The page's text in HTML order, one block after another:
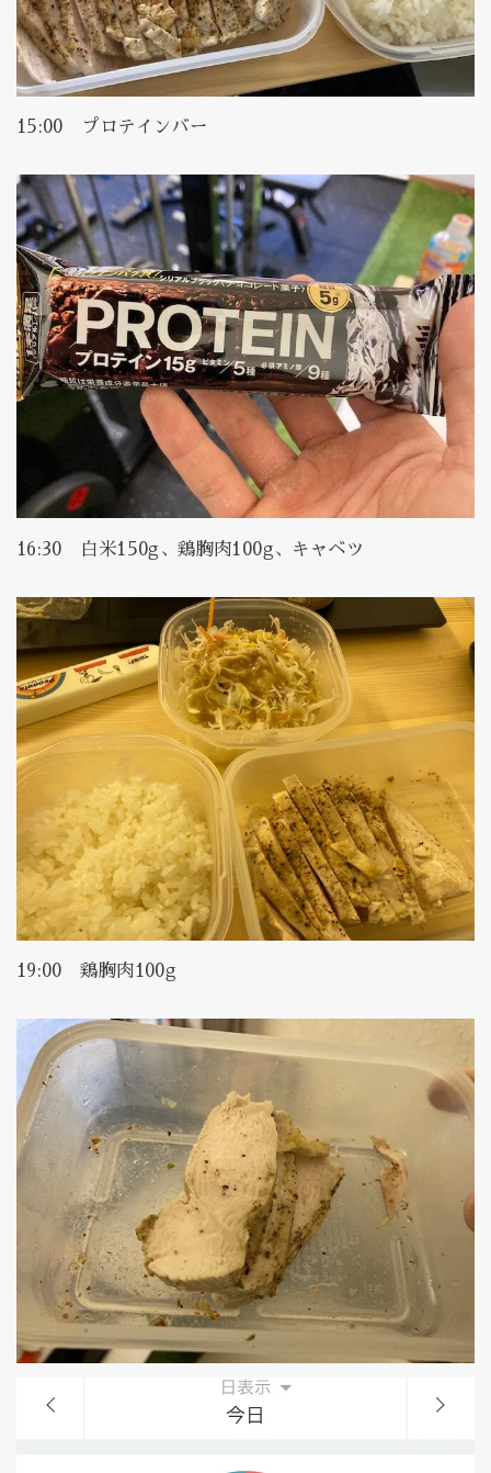
15:00 プロテインバー
16:30 白米150g、鶏胸肉100g、キャベツ
19:00 鶏胸肉100g